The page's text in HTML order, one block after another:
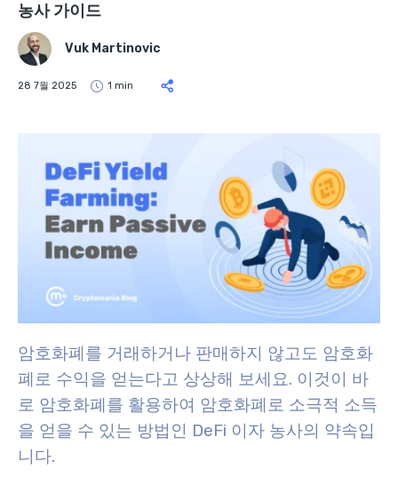
농사 가이드
Vuk Martinovic
28 7월 2025 1 min
암호화폐를 거래하거나 판매하지 않고도 암호화
폐로 수익을 얻는다고 상상해 보세요. 이것이 바
로 암호화폐를 활용하여 암호화폐로 소극적 소득
을 얻을 수 있는 방법인 DeFi 이자 농사의 약속입
니다.